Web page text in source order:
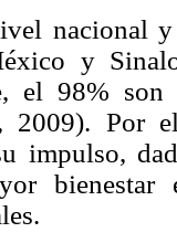
nacional
y
el 98%
2009). Por
impulso,